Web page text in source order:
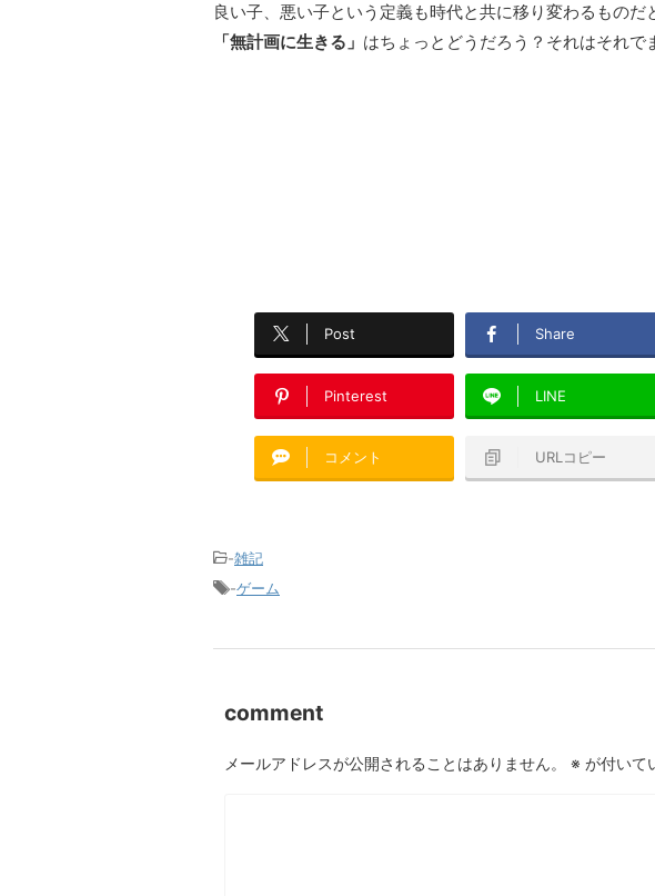
良い子、悪い子という定義も時代と共に移り変わるものだ
「無計画に生きる」 はちょっとどうだろう？それはそれで
Post Share
Pinterest LINE
コメント URLコピー
-雑記
-ゲーム
comment
メールアドレスが公開されることはありません。 ※ が付いて